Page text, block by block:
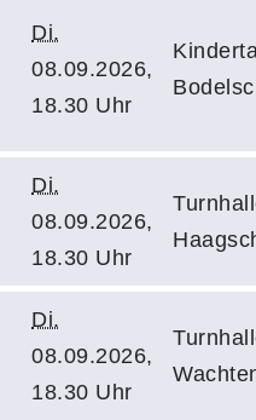
Di.
08.09.2026,
18.30 Uhr
Di.
08.09.2026,
18.30 Uhr
Di.
08.09.2026,
18.30 Uhr